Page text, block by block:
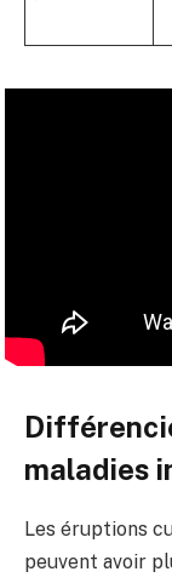
maladies
Les éruptions
peuvent avoir